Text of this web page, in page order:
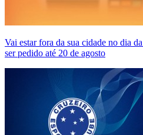
Vai estar fora da sua cidade no dia
ser pedido até 20 de agosto